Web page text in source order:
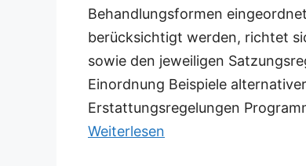
Behandlungsformen
berücksichtigt werden, richtet
sowie den jeweiligen
Einordnung Beispiele
Erstattungsregelungen
Weiterlesen